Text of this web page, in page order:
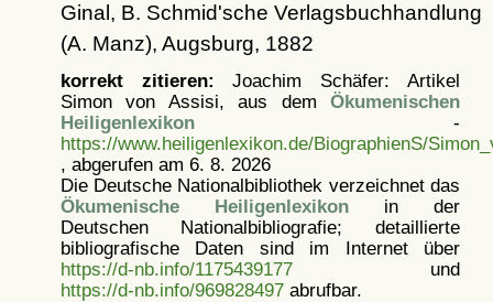
Ginal, B. Schmid'sche Verlagsbuchhandlung
(A. Manz), Augsburg, 1882
korrekt zitieren: Joachim Schäfer: Artikel
Simon von Assisi, aus dem Ökumenischen
Heiligenlexikon-
https://www.heiligenlexikon.de/BiographienS/
, abgerufen am 6. 8. 2026
Die Deutsche Nationalbibliothek verzeichnet das
Ökumenische Heiligenlexikonin der
Deutschen Nationalbibliografie; detaillierte
bibliografische Daten sind im Internet über
https://d-nb.info/1175439177und
https://d-nb.info/969828497abrufbar.